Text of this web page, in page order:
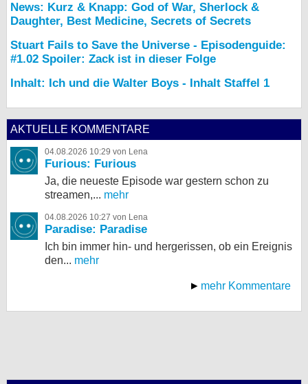
News: Kurz & Knapp: God of War, Sherlock &
Daughter, Best Medicine, Secrets of Secrets
Stuart Fails to Save the Universe - Episodenguide:
#1.02 Spoiler: Zack ist in dieser Folge
Inhalt: Ich und die Walter Boys - Inhalt Staffel 1
AKTUELLE KOMMENTARE
04.08.2026 10:29 von Lena
Furious: Furious
Ja, die neueste Episode war gestern schon zu
streamen,... mehr
04.08.2026 10:27 von Lena
Paradise: Paradise
Ich bin immer hin- und hergerissen, ob ein Ereignis
den... mehr
mehr Kommentare